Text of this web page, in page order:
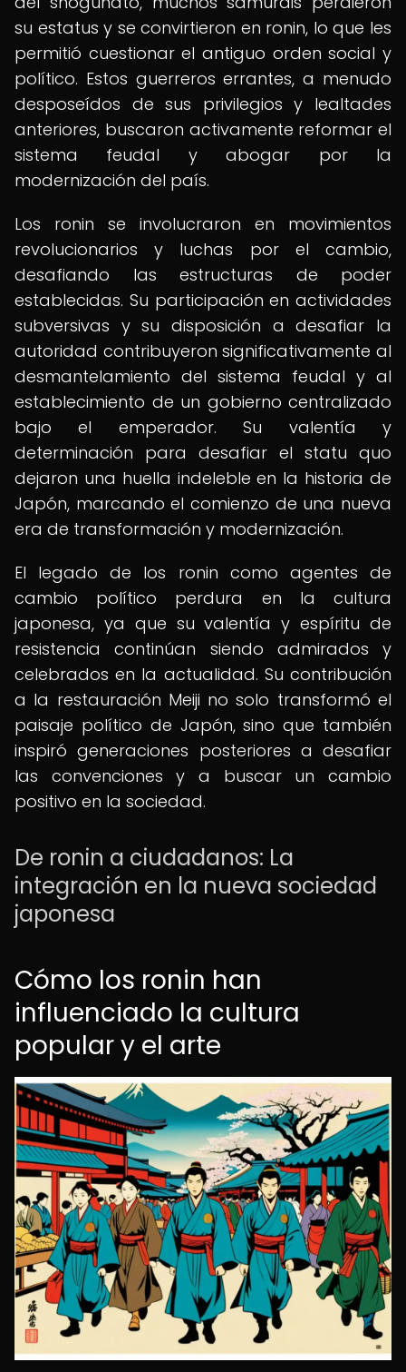
su estatus y se convirtieron en ronin, lo que les
permitió cuestionar el antiguo orden social y
político. Estos guerreros errantes, a menudo
desposeídos de sus privilegios y lealtades
anteriores, buscaron activamente reformar el
sistema feudal y abogar por la
modernización del país.
Los ronin se involucraron en movimientos
revolucionarios y luchas por el cambio,
desafiando las estructuras de poder
establecidas. Su participación en actividades
subversivas y su disposición a desafiar la
autoridad contribuyeron significativamente al
desmantelamiento del sistema feudal y al
establecimiento de un gobierno centralizado
bajo el emperador. Su valentía y
determinación para desafiar el statu quo
dejaron una huella indeleble en la historia de
Japón, marcando el comienzo de una nueva
era de transformación y modernización.
El legado de los ronin como agentes de
cambio político perdura en la cultura
japonesa, ya que su valentía y espíritu de
resistencia continúan siendo admirados y
celebrados en la actualidad. Su contribución
a la restauración Meiji no solo transformó el
paisaje político de Japón, sino que también
inspiró generaciones posteriores a desafiar
las convenciones y a buscar un cambio
positivo en la sociedad.
De ronin a ciudadanos: La
integración en la nueva sociedad
japonesa
Cómo los ronin han
influenciado la cultura
popular y el arte